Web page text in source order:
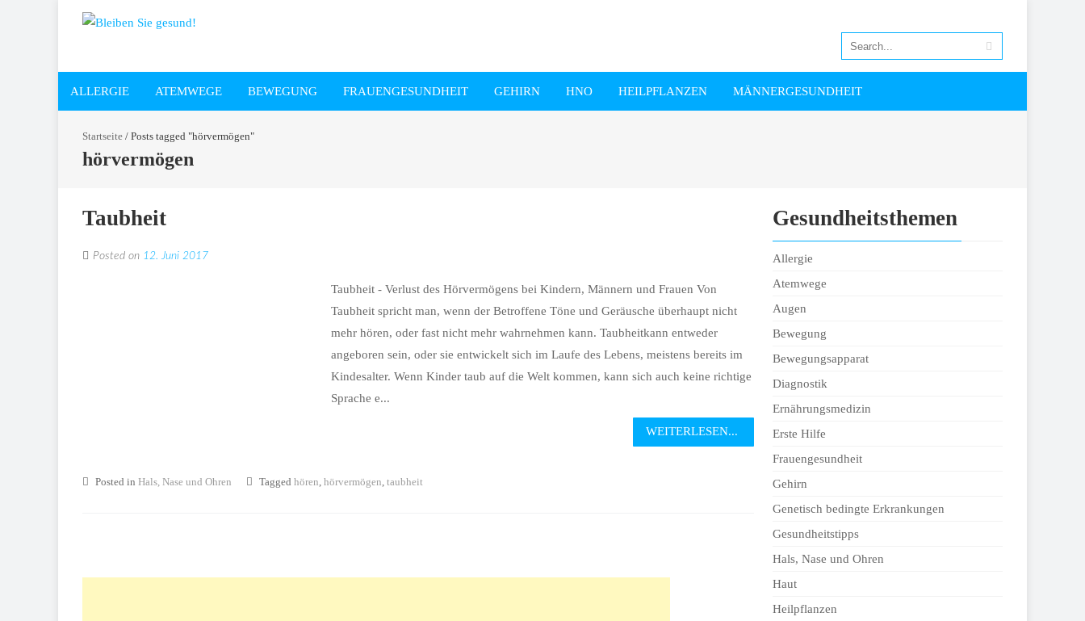
ALLERGIE ATEMWEGE BEWEGUNG FRAUENGESUNDHEIT GEHIRN HNO HEILPFLANZEN MÄNNERGESUNDHEIT
Startseite / Posts tagged "hörvermögen"
hörvermögen
Taubheit
Posted on 12. Juni 2017
Taubheit - Verlust des Hörvermögens bei Kindern, Männern und Frauen Von
Taubheit spricht man, wenn der Betroffene Töne und Geräusche überhaupt nicht
mehr hören, oder fast nicht mehr wahrnehmen kann. Taubheitkann entweder
angeboren sein, oder sie entwickelt sich im Laufe des Lebens, meistens bereits im
Kindesalter. Wenn Kinder taub auf die Welt kommen, kann sich auch keine richtige
Sprache e...
WEITERLESEN...
Posted in Hals, Nase und Ohren Tagged hören, hörvermögen, taubheit
Gesundheitsthemen
Allergie
Atemwege
Augen
Bewegung
Bewegungsapparat
Diagnostik
Ernährungsmedizin
Erste Hilfe
Frauengesundheit
Gehirn
Genetisch bedingte Erkrankungen
Gesundheitstipps
Hals, Nase und Ohren
Haut
Heilpflanzen